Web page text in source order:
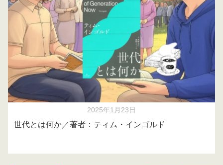
2025年1月23日
世代とは何か／著者：ティム・インゴルド